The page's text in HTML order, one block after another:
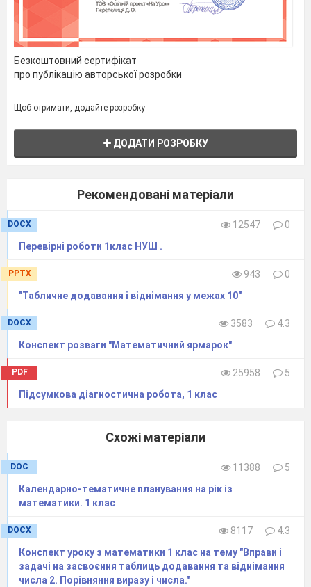
Безкоштовний сертифікат
про публікацію авторської розробки
Щоб отримати, додайте розробку
ДОДАТИ РОЗРОБКУ
Рекомендовані матеріали
DOCX 12547
0
Перевірні роботи 1клас НУШ .
PPTX 943
0
"Табличне додавання і віднімання у межах 10"
DOCX 3583
4.3
Конспект розваги "Математичний ярмарок"
PDF 25958
5
Підсумкова діагностична робота, 1 клас
Схожі матеріали
DOC 11388
5
Календарно-тематичне планування на рік із
математики. 1 клас
DOCX 8117
4.3
Конспект уроку з математики 1 клас на тему "Вправи і
задачі на засвоєння таблиць додавання та віднімання
числа 2. Порівняння виразу і числа."